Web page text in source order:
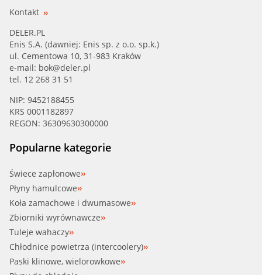
Kontakt
DELER.PL
Enis S.A. (dawniej: Enis sp. z o.o. sp.k.)
ul. Cementowa 10, 31-983 Kraków
e-mail: bok@deler.pl
tel. 12 268 31 51
NIP: 9452188455
KRS 0001182897
REGON: 36309630300000
Popularne kategorie
Świece zapłonowe
Płyny hamulcowe
Koła zamachowe i dwumasowe
Zbiorniki wyrównawcze
Tuleje wahaczy
Chłodnice powietrza (intercoolery)
Paski klinowe, wielorowkowe